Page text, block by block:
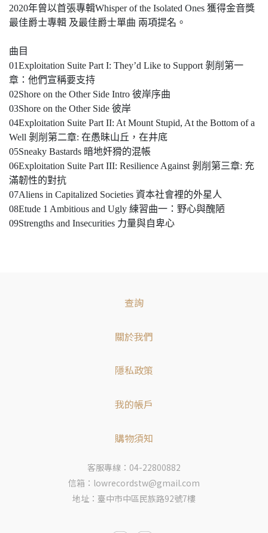
2020年曾以首張專輯Whisper of the Isolated Ones 獲得金音獎
最佳爵士專輯 及最佳爵士單曲 兩項提名。
曲目
01Exploitation Suite Part I: They’d Like to Support 剝削第一
章：他們宣稱要支持
02Shore on the Other Side Intro 彼岸序曲
03Shore on the Other Side 彼岸
04Exploitation Suite Part II: At Mount Stupid, At the Bottom of a
Well 剝削第二章: 在愚昧山丘，在井底
05Sneaky Bastards 暗地奸猾的混帳
06Exploitation Suite Part III: Resilience Against 剝削第三章: 充
滿韌性的對抗
07Aliens in Capitalized Societies 資本社會裡的外星人
08Etude 1 Ambitious and Ugly 練習曲一：野心與醜陋
09Strengths and Insecurities 力量與自卑心
查詢
關於我們
隱私政策
我的帳戶
購物須知
客服專線：04-22800882
信箱：lowrecordstw@gmail.com
地址：臺中市中區民族路92號7樓